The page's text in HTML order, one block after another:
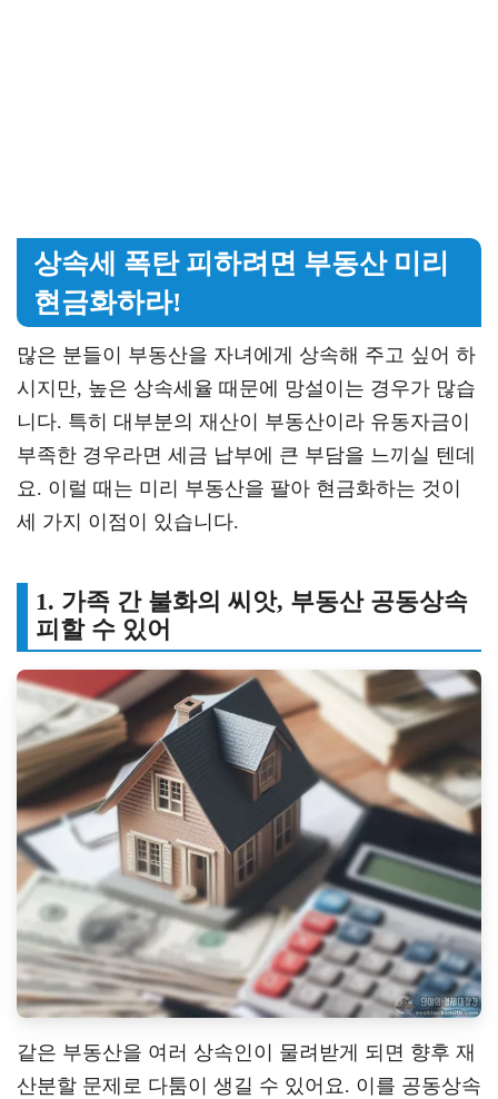
상속세 폭탄 피하려면 부동산 미리
현금화하라!
많은 분들이 부동산을 자녀에게 상속해 주고 싶어 하
시지만, 높은 상속세율 때문에 망설이는 경우가 많습
니다. 특히 대부분의 재산이 부동산이라 유동자금이
부족한 경우라면 세금 납부에 큰 부담을 느끼실 텐데
요. 이럴 때는 미리 부동산을 팔아 현금화하는 것이
세 가지 이점이 있습니다.
1. 가족 간 불화의 씨앗, 부동산 공동상속
피할 수 있어
같은 부동산을 여러 상속인이 물려받게 되면 향후 재
산분할 문제로 다툼이 생길 수 있어요. 이를 공동상속